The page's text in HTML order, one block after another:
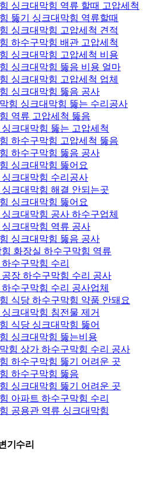
싱크대막힘 역류 할때 고압세척
뚫기 싱크대막힘 역류할때
싱크대막힘 고압세척 견적
하수구막힘 배관 고압세척
싱크대막힘 고압세척 비용
싱크대막힘 뚫음 비용 얼마
싱크대막힘 고압세척 업체
싱크대막힘 뚫음 공사
힘 싱크대막힘 뚫는 수리공사
역류 고압세척 뚫음
크대막힘 뚫는 고압세척
하수구막힘 고압세척 뚫음
하수구막힘 뚫음 공사
싱크대막힘 뚫어요
크대막힘 수리공사
크대막힘 해결 안되는곳
싱크대막힘 뚫어요
크대막힘 공사 하수구업체
크대막힘 역류 공사
싱크대막힘 뚫음 공사
화장실 하수구막힘 역류
수구막힘 수리
장 하수구막힘 수리 공사
수구막힘 수리 공사업체
식당 하수구막힘 약품 안돼요
크대막힘 침전물 제거
식당 싱크대막힘 뚫어
싱크대막힘 뚫는비용
힘 상가 하수구막힘 수리 공사
하수구막힘 뚫기 어려운 곳
하수구막힘 뚫음
싱크대막힘 뚫기 어려운 곳
아파트 하수구막힘 수리
공용관 역류 싱크대막힘
기수리